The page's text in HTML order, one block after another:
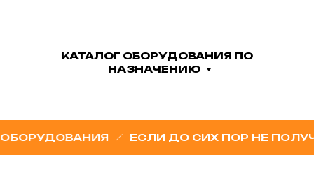
КАТАЛОГ ОБОРУДОВАНИЯ ПО
НАЗНАЧЕНИЮ
ЕСЛИ ДО СИХ ПОР НЕ